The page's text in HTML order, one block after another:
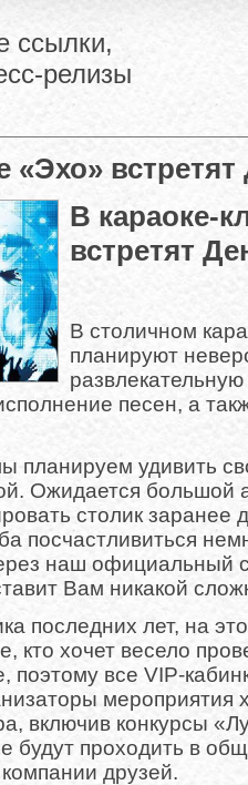
ссылки,
релизы
«Эхо»
В караоке-
встретят
В столичном
планируют
песен, а
удивить
Ожидается большой
столик заранее
посчастливиться
наш официальный
Вам никакой
последних лет, на
кто хочет весело
поэтому все VIP-
мероприятия
включив конкурсы
будут проходить в
друзей.